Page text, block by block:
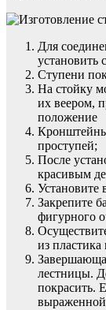
Для
установить
Ступени
На стойку
их веером,
положение
проступей;
После
красивым
Установите
Закрепите
фигурного
из
лестницы.
покрасить.
выраженной